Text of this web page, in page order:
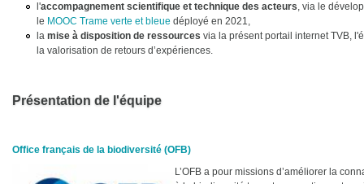
l'accompagnement scientifique et technique des acteurs, via le
le MOOC Trame verte et bleue déployé en 2021,
la mise à disposition de ressources via la présent portail internet TVB,
la valorisation de retours d’expériences.
Présentation de l'équipe
Office français de la biodiversité (OFB)
L’OFB a pour missions d’améliorer la